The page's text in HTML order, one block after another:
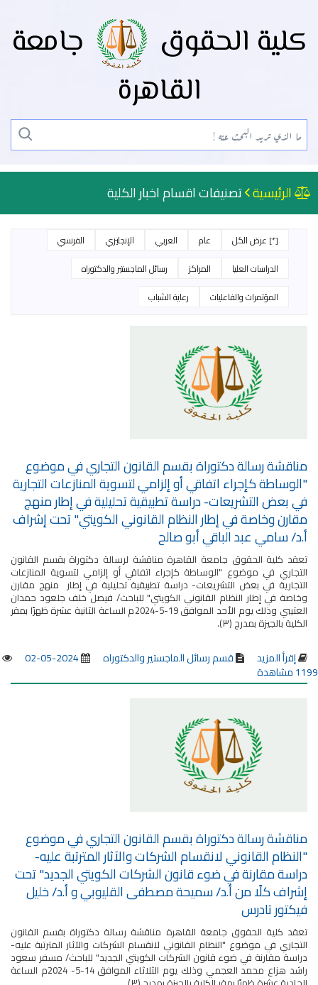
كلية الحقوق
جامعة
القاهرة
الرئيسية تصنيفات اقسام اخبار الكلية
[*] عرض الكل عام العربي الإنجليزي
الفرنسي
الدراسات العليا
المراكز
رسائل الماجستير والدكتوراه
المؤتمرات والفاعليات
رعاية الشباب
مناقشة رسالة دكتوراة بقسم القانون التجاري في موضوع
"الوساطة كإجراء اتفاقي أو إلزامي لتسوية المنازعات التجارية
في بعض التشريعات- دراسة تطبيقية تحليلية في إطار منهج
مقارن وخاصة في إطار النظام القانوني الكويتي" تحت إشراف
أ.د/ سامي عبد الباقي أبو صالح
تعقد كلية الحقوق جامعة القاهرة مناقشة لرسالة دكتوراة بقسم القانون
التجاري في موضوع "الوساطة كإجراء اتفاقي أو إلزامي لتسوية المنازعات
التجارية في بعض التشريعات- دراسة تطبيقية تحليلية في إطار منهج مقارن
وخاصة في إطار النظام القانوني الكويتي" للباحث/ فيصل خلف جلعود حمدان
العتيبي وذلك يوم الأحد الموافق 19-5-2024م الساعة الثانية عشرة ظهرًا بمقر
الكلية بالجيزة بمدرج (٣).
إقرأ المزيد قسم رسائل الماجستير والدكتوراه 2024-05-02
1199 مشاهدة
مناقشة رسالة دكتوراة بقسم القانون التجاري في موضوع
"النظام القانوني لانقسام الشركات والآثار المترتبة عليه-
دراسة مقارنة في ضوء قانون الشركات الكويتي الجديد" تحت
إشراف كلًا من أ.د/ سميحة مصطفى القليوبي و أ.د/ خليل
فيكتور تادرس
تعقد كلية الحقوق جامعة القاهرة مناقشة رسالة دكتوراة بقسم القانون
التجاري في موضوع "النظام القانوني لانقسام الشركات والآثار المترتبة عليه-
دراسة مقارنة في ضوء قانون الشركات الكويتي الجديد" للباحث/ مسفر سعود
راشد هزاع محمد العجمي وذلك يوم الثلاثاء الموافق 14-5- 2024م الساعة